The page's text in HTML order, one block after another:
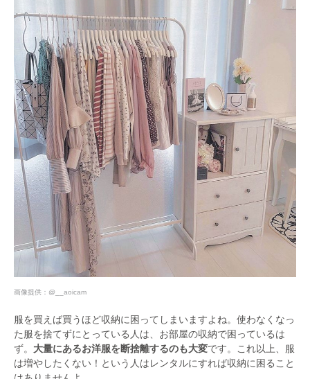
画像提供： @__aoicam
服を買えば買うほど収納に困ってしまいますよね。使わなくなっ
た服を捨てずにとっている人は、お部屋の収納で困っているは
ず。 大量にあるお洋服を断捨離するのも大変です。これ以上、服
は増やしたくない！という人はレンタルにすれば収納に困ること